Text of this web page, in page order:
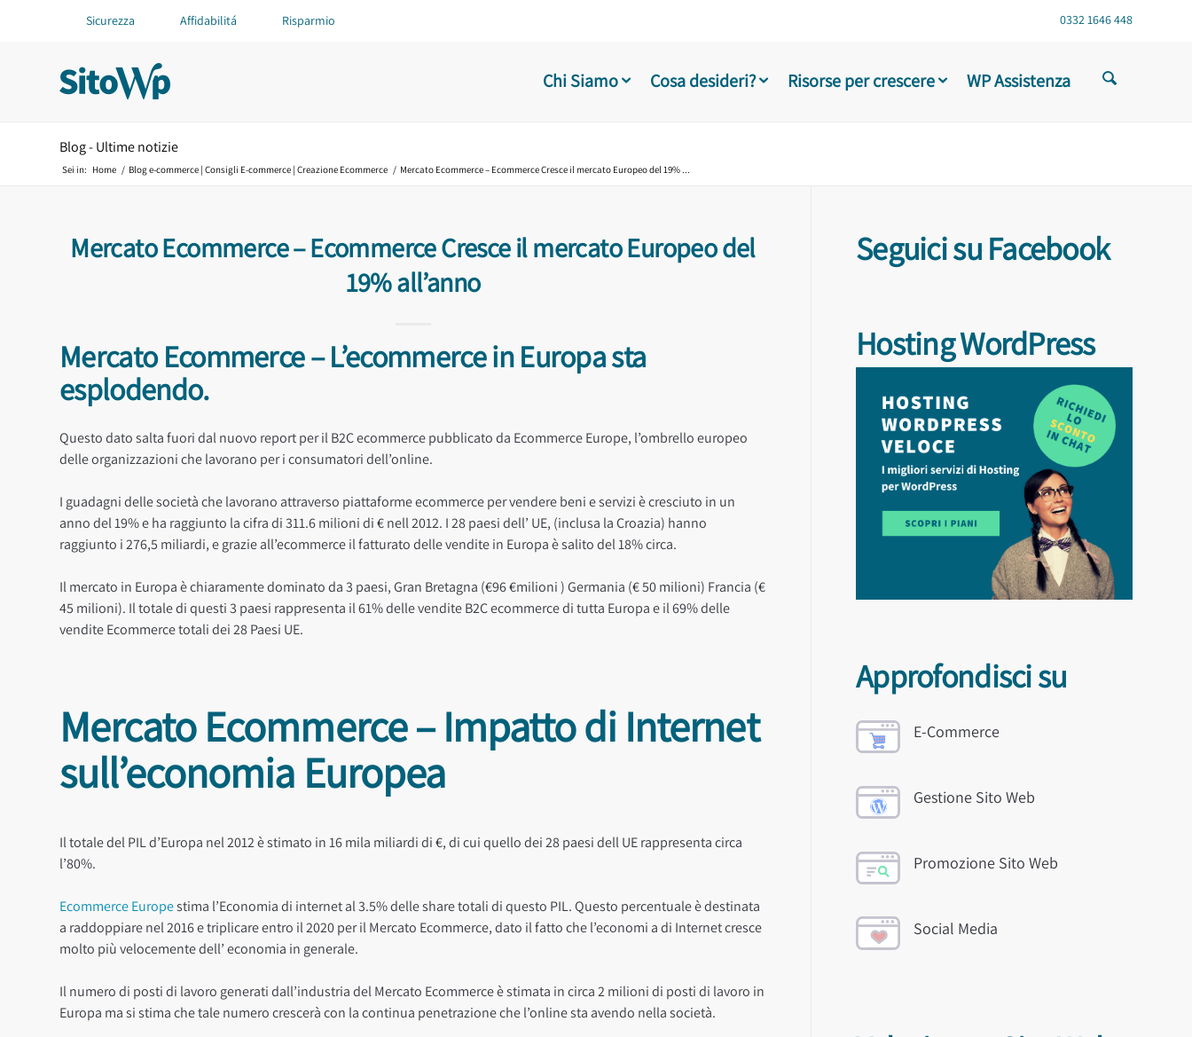
Sicurezza Affidabilitá Risparmio 0332 1646 448
Chi Siamo Cosa desideri? Risorse per crescere WP Assistenza
Blog - Ultime notizie
Sei in: Home / Blog e-commerce | Consigli E-commerce | Creazione Ecommerce / Mercato Ecommerce – Ecommerce Cresce il mercato Europeo del 19% ...
Mercato Ecommerce – Ecommerce Cresce il mercato Europeo del
19% all’anno
Mercato Ecommerce – L’ecommerce in Europa sta
esplodendo.
Questo dato salta fuori dal nuovo report per il B2C ecommerce pubblicato da Ecommerce Europe, l’ombrello europeo
delle organizzazioni che lavorano per i consumatori dell’online.
I guadagni delle società che lavorano attraverso piattaforme ecommerce per vendere beni e servizi è cresciuto in un
anno del 19% e ha raggiunto la cifra di 311.6 milioni di € nell 2012. I 28 paesi dell’ UE, (inclusa la Croazia) hanno
raggiunto i 276,5 miliardi, e grazie all’ecommerce il fatturato delle vendite in Europa è salito del 18% circa.
Il mercato in Europa è chiaramente dominato da 3 paesi, Gran Bretagna (€96 €milioni ) Germania (€ 50 milioni) Francia (€
45 milioni). Il totale di questi 3 paesi rappresenta il 61% delle vendite B2C ecommerce di tutta Europa e il 69% delle
vendite Ecommerce totali dei 28 Paesi UE.
Mercato Ecommerce – Impatto di Internet
sull’economia Europea
Il totale del PIL d’Europa nel 2012 è stimato in 16 mila miliardi di €, di cui quello dei 28 paesi dell UE rappresenta circa
l’80%.
Ecommerce Europestima l’Economia di internet al 3.5% delle share totali di questo PIL. Questo percentuale è destinata
a raddoppiare nel 2016 e triplicare entro il 2020 per il Mercato Ecommerce, dato il fatto che l’economi a di Internet cresce
molto più velocemente dell’ economia in generale.
Il numero di posti di lavoro generati dall’industria del Mercato Ecommerce è stimata in circa 2 milioni di posti di lavoro in
Europa ma si stima che tale numero crescerà con la continua penetrazione che l’online sta avendo nella società.
Seguici su Facebook
Hosting WordPress
Approfondisci su
E-Commerce
Gestione Sito Web
Promozione Sito Web
Social Media